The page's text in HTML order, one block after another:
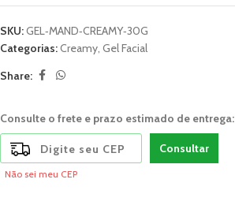
SKU:GEL‑MAND‑CREAMY‑30G
Categorias:Creamy, Gel Facial
Share:
Consulte o frete e prazo estimado de entrega:
Consultar
Não sei meu CEP